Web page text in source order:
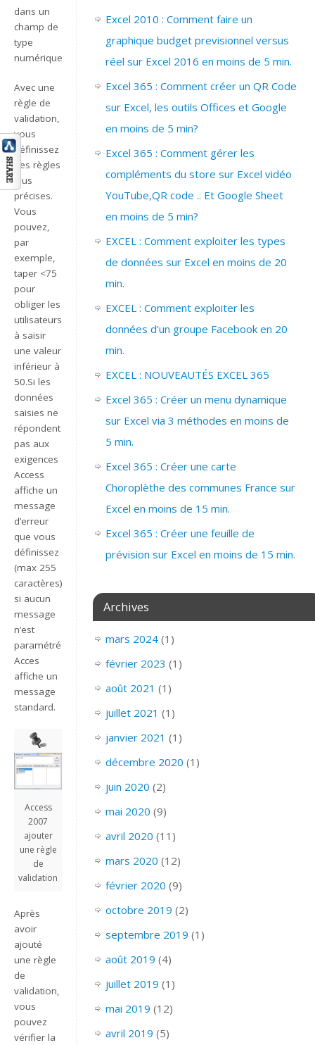
dans un
champ de
type
numérique.
Avec une
règle de
validation,
vous
définissez
des règles
plus
précises.
Vous
pouvez,
par
exemple,
taper <75
pour
obliger les
utilisateurs
à saisir
une valeur
inférieur à
50.Si les
données
saisies ne
répondent
pas aux
exigences
Access
affiche un
message
d’erreur
que vous
définissez
(max 255
caractères),
si aucun
message
n’est
paramétré
Acces
affiche un
message
standard.
Access
2007
ajouter
une règle
de
validation
Après
avoir
ajouté
une règle
de
validation,
vous
pouvez
vérifier la
Excel 2010 : Comment faire un
graphique budget previsionnel versus
réel sur Excel 2016 en moins de 5 min.
Excel 365 : Comment créer un QR Code
sur Excel, les outils Offices et Google
en moins de 5 min?
Excel 365 : Comment gérer les
compléments du store sur Excel vidéo
YouTube,QR code .. Et Google Sheet
en moins de 5 min?
EXCEL : Comment exploiter les types
de données sur Excel en moins de 20
min.
EXCEL : Comment exploiter les
données d’un groupe Facebook en 20
min.
EXCEL : NOUVEAUTÉS EXCEL 365
Excel 365 : Créer un menu dynamique
sur Excel via 3 méthodes en moins de
5 min.
Excel 365 : Créer une carte
Choroplèthe des communes France sur
Excel en moins de 15 min.
Excel 365 : Créer une feuille de
prévision sur Excel en moins de 15 min.
Archives
mars 2024(1)
février 2023 (1)
août 2021 (1)
juillet 2021 (1)
janvier 2021 (1)
décembre 2020 (1)
juin 2020 (2)
mai 2020 (9)
avril 2020 (11)
mars 2020 (12)
février 2020 (9)
octobre 2019 (2)
septembre 2019 (1)
août 2019 (4)
juillet 2019 (1)
mai 2019 (12)
avril 2019 (5)